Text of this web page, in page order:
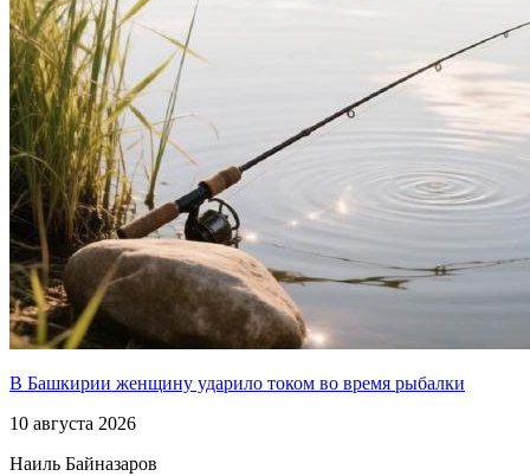
В Башкирии женщину ударило током во время рыбалки
10 августа 2026
Наиль Байназаров